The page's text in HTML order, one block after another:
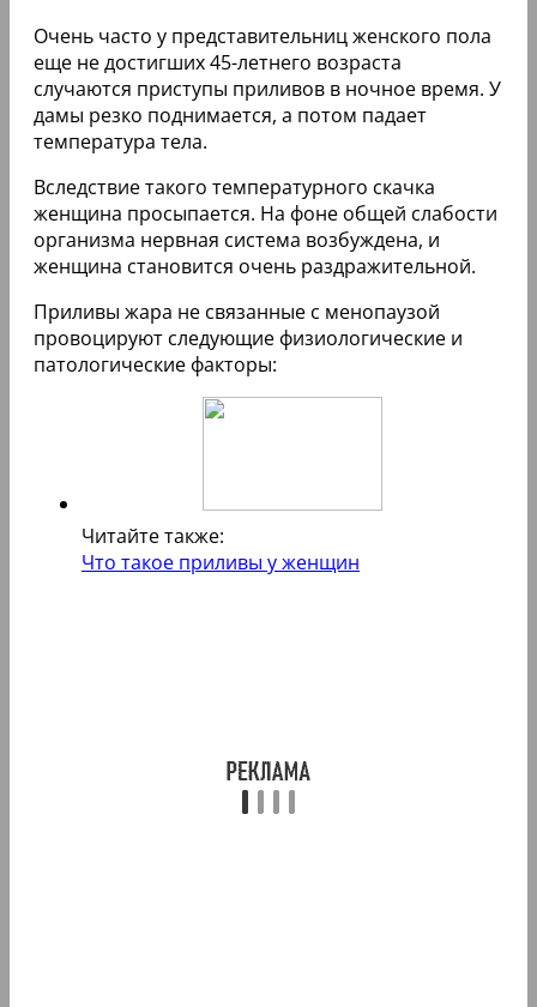
Очень часто у представительниц женского пола
еще не достигших 45-летнего возраста
случаются приступы приливов в ночное время. У
дамы резко поднимается, а потом падает
температура тела.
Вследствие такого температурного скачка
женщина просыпается. На фоне общей слабости
организма нервная система возбуждена, и
женщина становится очень раздражительной.
Приливы жара не связанные с менопаузой
провоцируют следующие физиологические и
патологические факторы:
Читайте также:
Что такое приливы у женщин